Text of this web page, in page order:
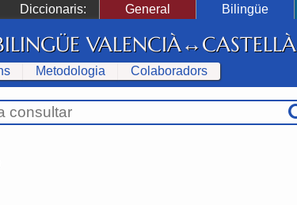
Diccionaris: General Bilingüe
VALENCIÀ↔CASTELLÀ
Metodologia Colaboradors